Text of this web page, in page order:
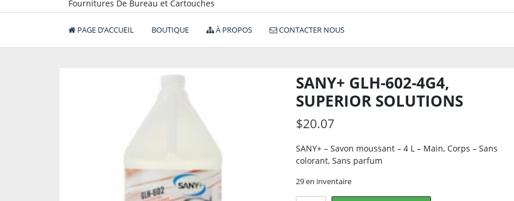
Fournitures De Bureau et Cartouches
PAGE D’ACCUEIL BOUTIQUE À PROPOS CONTACTER NOUS
SANY+ GLH-602-4G4,
SUPERIOR SOLUTIONS
$20.07
SANY+ – Savon moussant – 4 L – Main, Corps – Sans
colorant, Sans parfum
29 en inventaire